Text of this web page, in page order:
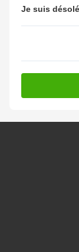
Je suis